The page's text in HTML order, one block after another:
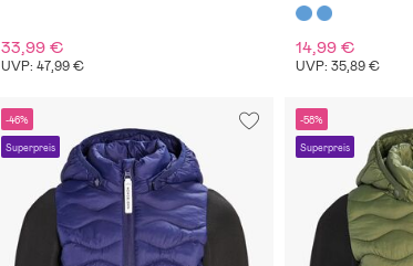
33,99 €
UVP: 47,99 €
14,99 €
UVP: 35,89 €
-46%
Superpreis
-58%
Superpreis